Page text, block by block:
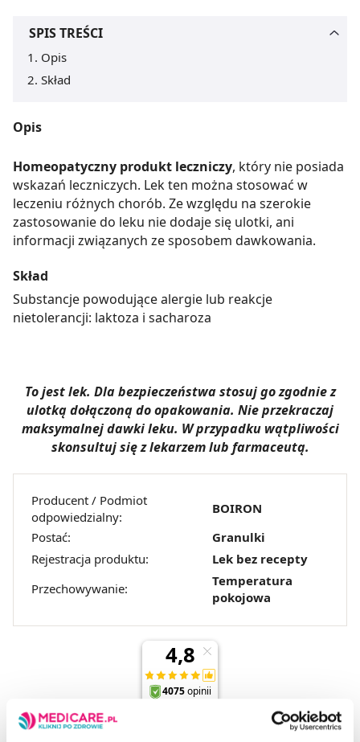
SPIS TREŚCI
Opis
Skład
Opis
Homeopatyczny produkt leczniczy, który nie posiada
wskazań leczniczych. Lek ten można stosować w
leczeniu różnych chorób. Ze względu na szerokie
zastosowanie do leku nie dodaje się ulotki, ani
informacji związanych ze sposobem dawkowania.
Skład
Substancje powodujące alergie lub reakcje
nietolerancji: laktoza i sacharoza
To jest lek. Dla bezpieczeństwa stosuj go zgodnie z
ulotką dołączoną do opakowania. Nie przekraczaj
maksymalnej dawki leku. W przypadku wątpliwości
skonsultuj się z lekarzem lub farmaceutą.
Producent / Podmiot
odpowiedzialny:
BOIRON
Postać:
Granulki
Rejestracja produktu:
Lek bez recepty
Przechowywanie:
Temperatura
pokojowa